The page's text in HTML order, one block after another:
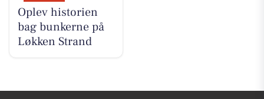
Oplev historien
bag bunkerne på
Løkken Strand